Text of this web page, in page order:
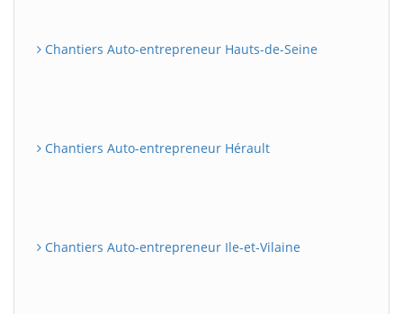
Chantiers Auto-entrepreneur Hauts-de-Seine
Chantiers Auto-entrepreneur Hérault
Chantiers Auto-entrepreneur Ile-et-Vilaine